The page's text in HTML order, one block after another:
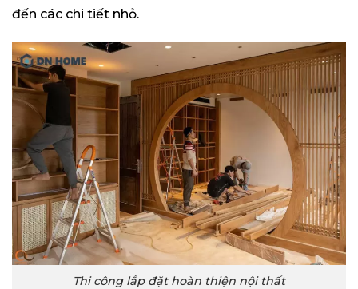
đến các chi tiết nhỏ.
Thi công lắp đặt hoàn thiện nội thất